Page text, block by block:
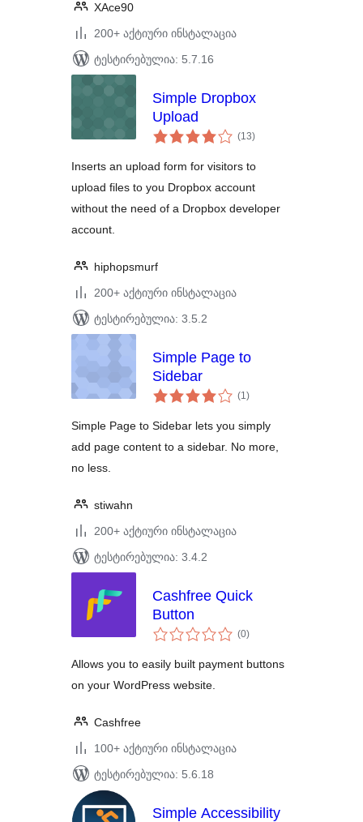
XAce90
200+ აქტიური ინსტალაცია
ტესტირებულია: 5.7.16
Simple Dropbox
Upload
(13საერთო
რეიტინგი
)
Inserts an upload form for visitors to
upload files to you Dropbox account
without the need of a Dropbox developer
account.
hiphopsmurf
200+ აქტიური ინსტალაცია
ტესტირებულია: 3.5.2
Simple Page to
Sidebar
(1საერთო
რეიტინგი
)
Simple Page to Sidebar lets you simply
add page content to a sidebar. No more,
no less.
stiwahn
200+ აქტიური ინსტალაცია
ტესტირებულია: 3.4.2
Cashfree Quick
Button
(0საერთო
რეიტინგი
)
Allows you to easily built payment buttons
on your WordPress website.
Cashfree
100+ აქტიური ინსტალაცია
ტესტირებულია: 5.6.18
Simple Accessibility